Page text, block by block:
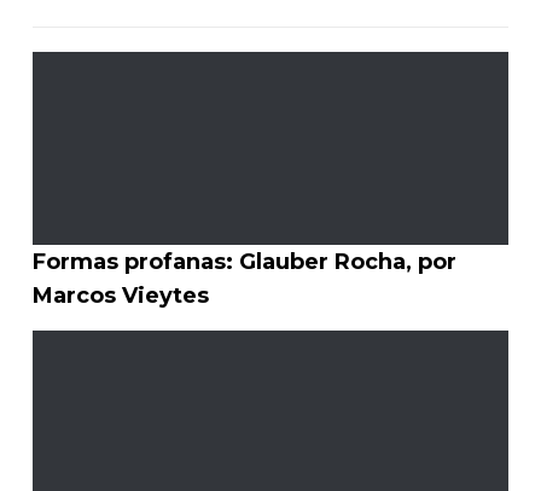
Formas profanas: Glauber Rocha, por
Marcos Vieytes